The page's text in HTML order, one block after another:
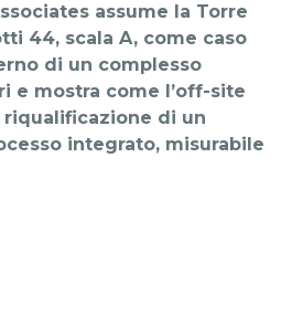
assume la Torre
44, scala A, come caso
di un complesso
e mostra come l’off-site
riqualificazione di un
integrato, misurabile